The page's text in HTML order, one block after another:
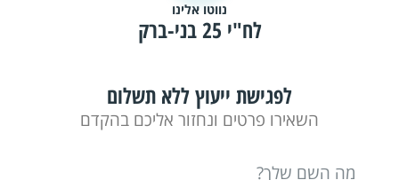
נווטו אלינו
לח"י 25 בני-ברק
לפגישת ייעוץ ללא תשלום
השאירו פרטים ונחזור אליכם בהקדם